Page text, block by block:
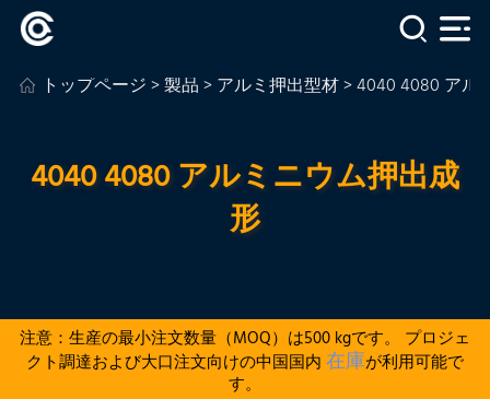
トップページ>製品>アルミ押出型材> 4040 4080 アル
4040 4080 アルミニウム押出成
形
注意：生産の最小注文数量（MOQ）は500 kgです。 プロジェ
クト調達および大口注文向けの中国国内 在庫が利用可能で
す。